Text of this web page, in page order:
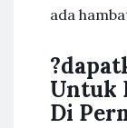
ada
Untuk
Di